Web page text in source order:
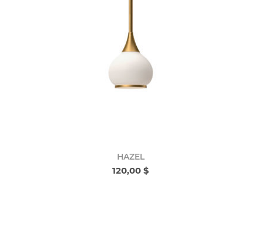
HAZEL
120,00 $